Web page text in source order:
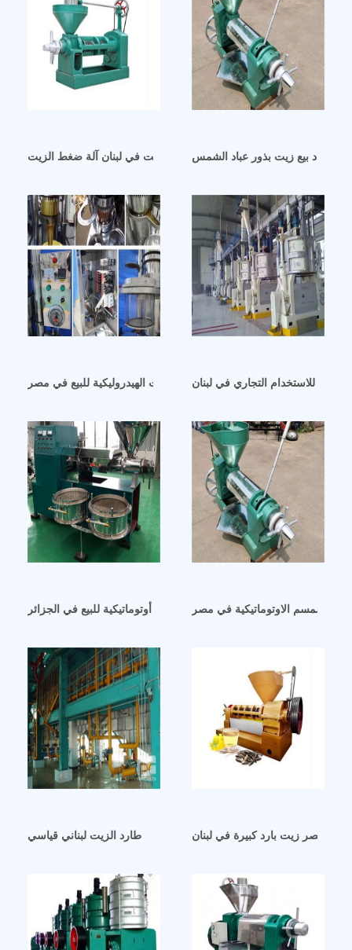
آلة ضغط الزيت في لبنان آلة ضغط الزيتبغداد بيع زيت بذور عباد الشمس
ماكينة ضغط الزيت الهيدروليكية للبيع في مصرللاستخدام التجاري في لبنان
معصرة زيت السمسم نصف أوتوماتيكية للبيع في الجزائر
السمسم الاوتوماتيكية في مصر
طارد الزيت لبناني قياسي آلة عصر زيت بارد كبيرة في لبنان